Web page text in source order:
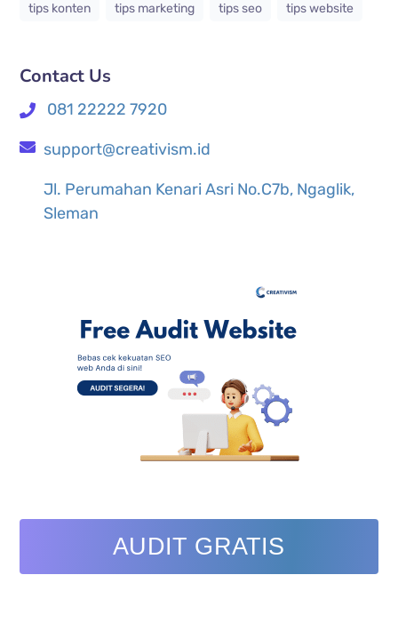
tips konten
tips marketing tips seo tips website
Contact Us
081 22222 7920
support@creativism.id
Jl. Perumahan Kenari Asri No.C7b, Ngaglik,
Sleman
AUDIT GRATIS